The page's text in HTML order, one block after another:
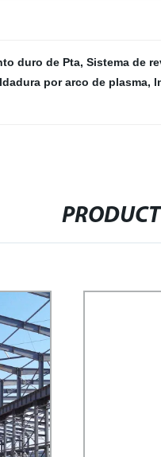
duro de Pta, Sistema de
por arco de plasma,